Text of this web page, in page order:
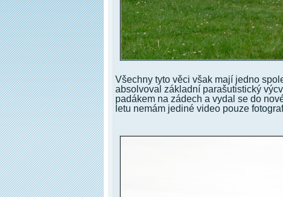
Všechny tyto věci však mají jedno
absolvoval základní parašutistický
padákem na zádech a vydal se do
letu nemám jediné video pouze